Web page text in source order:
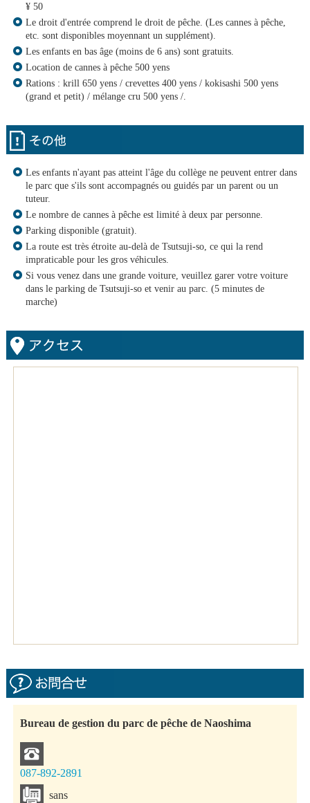
¥ 50
Le droit d'entrée comprend le droit de pêche. (Les cannes à pêche,
etc. sont disponibles moyennant un supplément).
Les enfants en bas âge (moins de 6 ans) sont gratuits.
Location de cannes à pêche 500 yens
Rations : krill 650 yens / crevettes 400 yens / kokisashi 500 yens
(grand et petit) / mélange cru 500 yens /.
Les enfants n'ayant pas atteint l'âge du collège ne peuvent entrer dans
le parc que s'ils sont accompagnés ou guidés par un parent ou un
tuteur.
Le nombre de cannes à pêche est limité à deux par personne.
Parking disponible (gratuit).
La route est très étroite au-delà de Tsutsuji-so, ce qui la rend
impraticable pour les gros véhicules.
Si vous venez dans une grande voiture, veuillez garer votre voiture
dans le parking de Tsutsuji-so et venir au parc. (5 minutes de
marche)
Bureau de gestion du parc de pêche de Naoshima
087-892-2891
sans